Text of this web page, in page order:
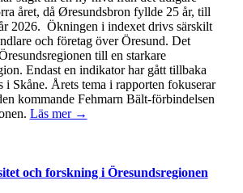
året, då Øresundsbron fyllde 25 år, till
2026. Ökningen i indexet drivs särskilt
och företag över Öresund. Det
till en starkare
Endast en indikator har gått tillbaka
i Skåne. Årets tema i rapporten fokuserar
kommande Fehmarn Bält-förbindelsen
Läs mer →
och forskning i Öresundsregionen